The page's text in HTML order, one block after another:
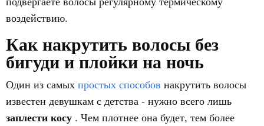
воздействию.
Как накрутить волосы без
бигуди и плойки на ночь
Один из самых простых способов накрутить волосы
известен девушкам с детства - нужно всего лишь
заплести косу . Чем плотнее она будет, тем более